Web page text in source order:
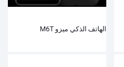
الهاتف الذكي ميزو M6T